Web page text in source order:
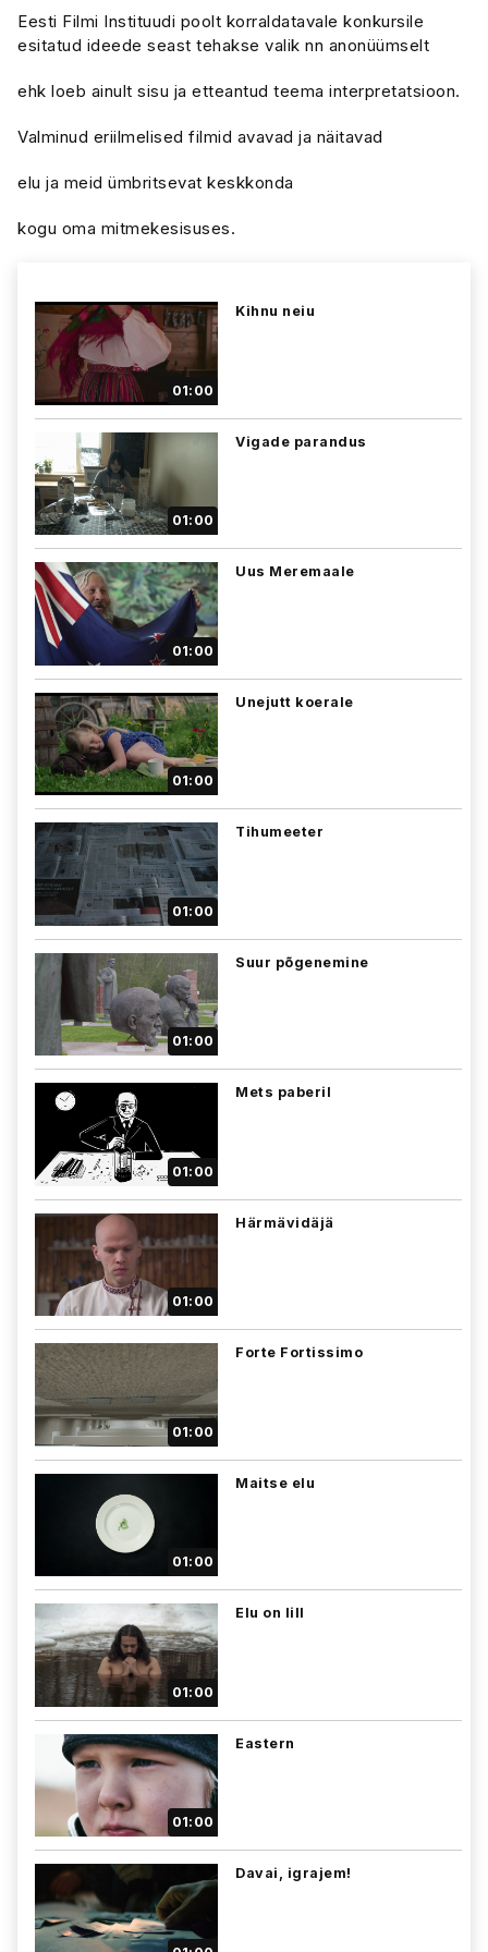
Eesti Filmi Instituudi poolt korraldatavale konkursile
esitatud ideede seast tehakse valik nn anonüümselt
ehk loeb ainult sisu ja etteantud teema interpretatsioon.
Valminud eriilmelised filmid avavad ja näitavad
elu ja meid ümbritsevat keskkonda
kogu oma mitmekesisuses.
01:00
Kihnu neiu
01:00
Vigade parandus
01:00
Uus Meremaale
01:00
Unejutt koerale
01:00
Tihumeeter
01:00
Suur põgenemine
01:00
Mets paberil
01:00
Härmävidäjä
01:00
Forte Fortissimo
01:00
Maitse elu
01:00
Elu on lill
01:00
Eastern
Davai, igrajem!